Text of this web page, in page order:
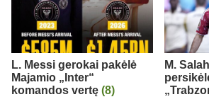
L. Messi gerokai pakėlė
Majamio „Inter“
komandos vertę (8)
M.